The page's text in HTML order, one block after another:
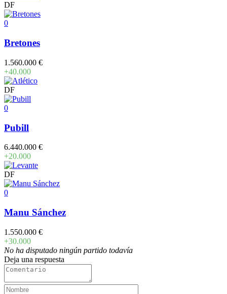
DF
0
Bretones
1.560.000 €
+40.000
DF
0
Pubill
6.440.000 €
+20.000
DF
0
Manu Sánchez
1.550.000 €
+30.000
No ha disputado ningún partido todavía
Deja una respuesta